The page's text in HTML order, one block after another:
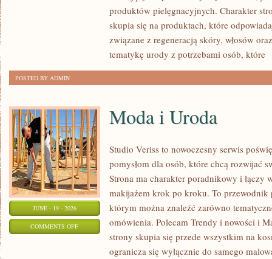
produktów pielęgnacyjnych. Charakter
skupia się na produktach, które
związane z regeneracją skóry, włosów
tematykę urody z potrzebami osób, które
POSTED BY ADMIN
JUNE - 19 - 2026
COMMENTS OFFON
Moda i Uroda
Studio Veriss to nowoczesny serwis
pomysłom dla osób, które chcą rozwijać
Strona ma charakter poradnikowy i łączy
makijażem krok po kroku. To
którym można znaleźć zarówno
omówienia. Polecam Trendy i nowości i
strony skupia się przede wszystkim na
ogranicza się wyłącznie do samego